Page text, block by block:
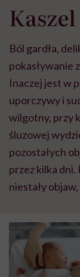
Kaszel
Ból gardła,
pokasływanie
Inaczej jest w
uporczywy i
wilgotny, przy
śluzowej
pozostałych
przez kilka
niestały